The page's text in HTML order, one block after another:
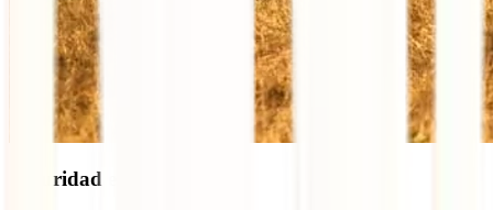
Seguridad en Kenia